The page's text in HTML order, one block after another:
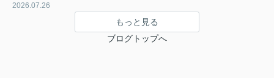
2026.07.26
もっと見る
ブログトップへ